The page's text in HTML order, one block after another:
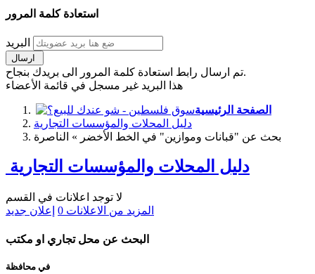
استعادة كلمة المرور
البريد
تم ارسال رابط استعادة كلمة المرور الى بريدك بنجاح.
هذا البريد غير مسجل في قائمة الأعضاء
الصفحة الرئيسية
دليل المحلات والمؤسسات التجارية
بحث عن "قبانات وموازين" في الخط الأخضر » الناصرة
دليل المحلات والمؤسسات التجارية
لا توجد اعلانات في القسم
المزيد من الاعلانات 0 إعلان جديد
البحث عن محل تجاري او مكتب
في محافظة